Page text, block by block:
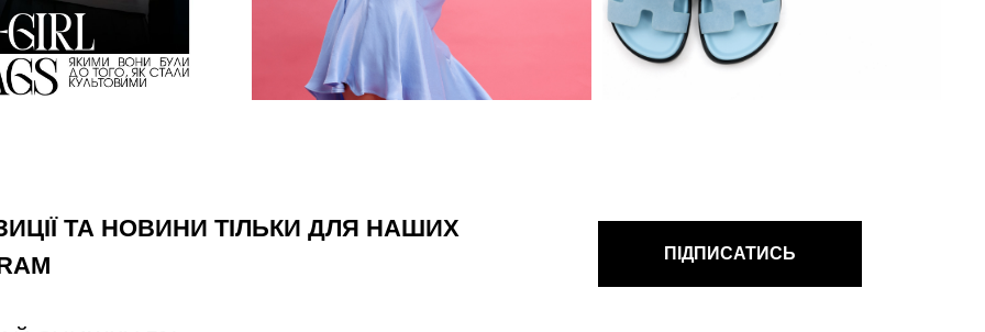
ТА НОВИНИ ТІЛЬКИ ДЛЯ НАШИХ
ПІДПИСАТИСЬ